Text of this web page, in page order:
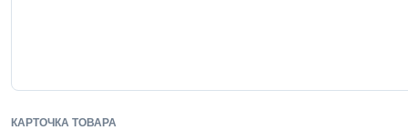
КАРТОЧКА ТОВАРА